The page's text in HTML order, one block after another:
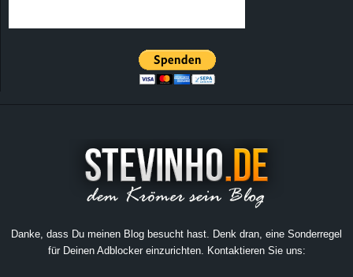
Danke, dass Du meinen Blog besucht hast. Denk dran, eine Sonderregel
für Deinen Adblocker einzurichten. Kontaktieren Sie uns: